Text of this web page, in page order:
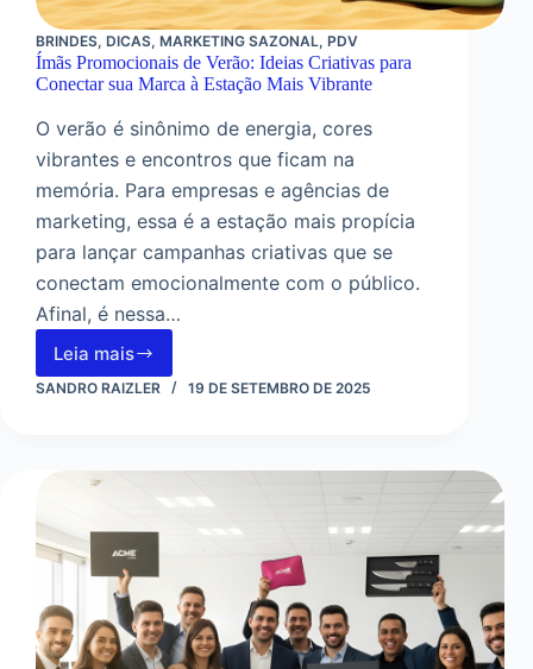
BRINDES, DICAS, MARKETING SAZONAL, PDV
Ímãs Promocionais de Verão: Ideias Criativas para
Conectar sua Marca à Estação Mais Vibrante
O verão é sinônimo de energia, cores
vibrantes e encontros que ficam na
memória. Para empresas e agências de
marketing, essa é a estação mais propícia
para lançar campanhas criativas que se
conectam emocionalmente com o público.
Afinal, é nessa…
Leia mais
Ímãs
Promocionais
Criativas
Marca
Estação
Mais
Vibrante
SANDRO RAIZLER 19 DE SETEMBRO DE 2025